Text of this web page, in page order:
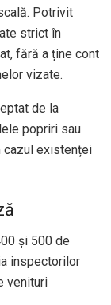
Potrivit
strict în
fără a ține cont
vizate.
de la
popriri sau
cazul existenței
și 500 de
inspectorilor
venituri